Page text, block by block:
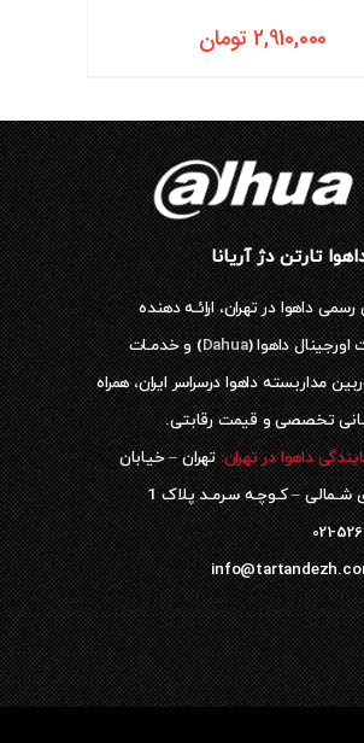
2,910,000تومان
تارتن دژ آریانا
رسمی داهوا در تهران، ارائـه دهنده
داهوا (Dahua) و خدمـات
مداربسته داهوا درسراسر ایران، همراه
تخصصی و قیمت رقابتی.
داهوا در تهران:تهران – خیابان
شـمالی – کـوچـه سـرمـد پلاک 1